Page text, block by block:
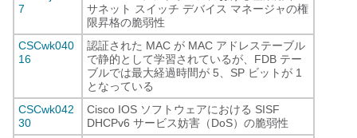
7
サネット スイッチ デバイス マネージャの権
限昇格の脆弱性
CSCwk040
16
認証された MAC が MAC アドレステーブル
で静的として学習されているが、FDB テー
ブルでは最大経過時間が 5、SP ビットが 1
となっている
CSCwk042
30
Cisco IOS ソフトウェアにおける SISF
DHCPv6 サービス妨害（DoS）の脆弱性